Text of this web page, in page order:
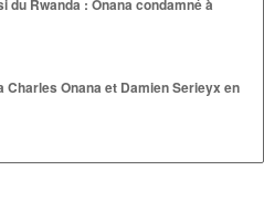
du Rwanda : Onana condamné à
Charles Onana et Damien Serieyx en